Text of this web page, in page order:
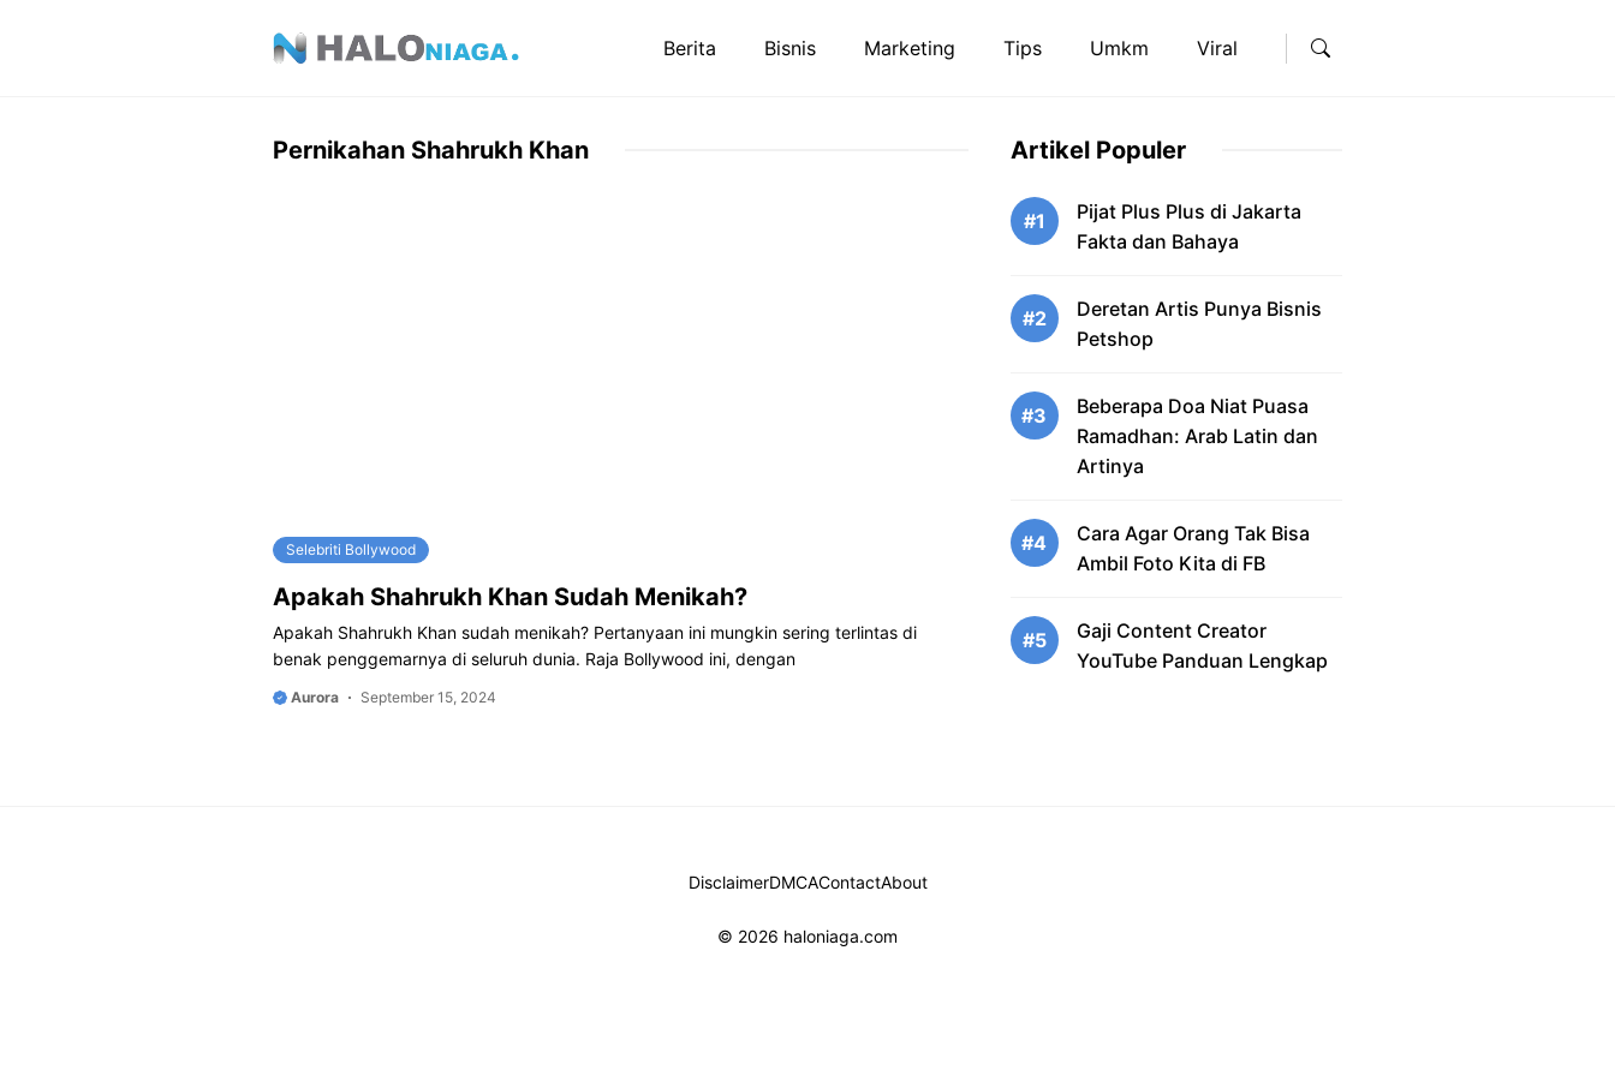
Berita Bisnis Marketing Tips Umkm Viral
Pernikahan Shahrukh Khan
Selebriti Bollywood
Apakah Shahrukh Khan Sudah Menikah?
Apakah Shahrukh Khan sudah menikah? Pertanyaan ini mungkin sering terlintas di
benak penggemarnya di seluruh dunia. Raja Bollywood ini, dengan
Aurora September 15, 2024
Artikel Populer
#1
Pijat Plus Plus di Jakarta
Fakta dan Bahaya
#2
Deretan Artis Punya Bisnis
Petshop
#3
Beberapa Doa Niat Puasa
Ramadhan: Arab Latin dan
Artinya
#4
Cara Agar Orang Tak Bisa
Ambil Foto Kita di FB
#5
Gaji Content Creator
YouTube Panduan Lengkap
DisclaimerDMCAContactAbout
© 2026 haloniaga.com